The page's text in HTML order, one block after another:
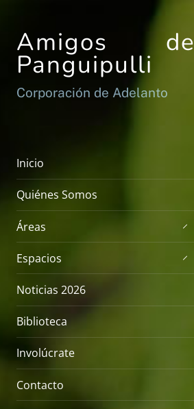
content
Amigos de
Panguipulli
Corporación de Adelanto
Inicio
Quiénes Somos
Áreas
Espacios
Noticias 2026
Biblioteca
Involúcrate
Contacto